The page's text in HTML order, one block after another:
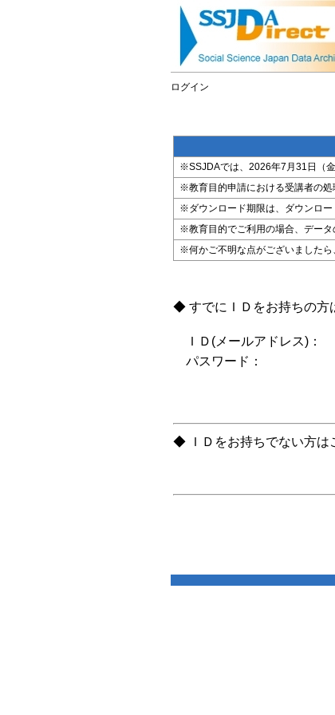
ログイン
※SSJDAでは、2026年7月31日（
※教育目的申請における受講者の処
※ダウンロード期限は、ダウンロー
※教育目的でご利用の場合、データ
※何かご不明な点がございましたら
◆ すでにＩＤをお持ちの方
ＩＤ(メールアドレス)：
パスワード：
◆ ＩＤをお持ちでない方は